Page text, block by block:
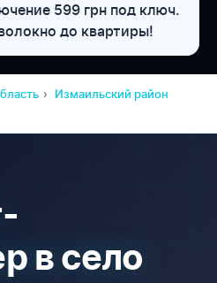
599 грн под ключ.
до квартиры!
Измаильский район
в село